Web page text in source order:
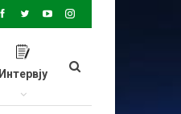
Интервју